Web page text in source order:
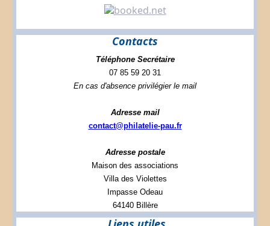
Contacts
Téléphone Secrétaire
07 85 59 20 31
En cas d'absence privilégier le mail
Adresse mail
contact@philatelie-pau.fr
Adresse postale
Maison des associations
Villa des Violettes
Impasse Odeau
64140 Billère